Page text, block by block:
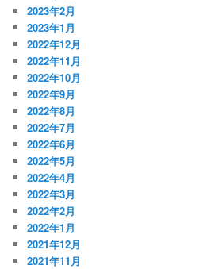
2023年2月
2023年1月
2022年12月
2022年11月
2022年10月
2022年9月
2022年8月
2022年7月
2022年6月
2022年5月
2022年4月
2022年3月
2022年2月
2022年1月
2021年12月
2021年11月